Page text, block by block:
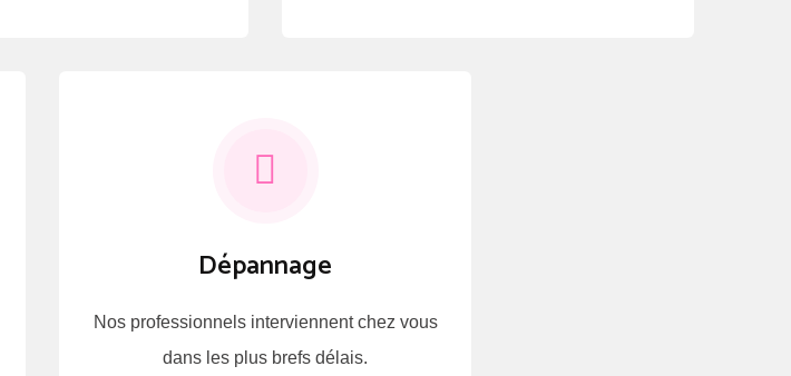
Dépannage
Nos professionnels interviennent chez vous
dans les plus brefs délais.